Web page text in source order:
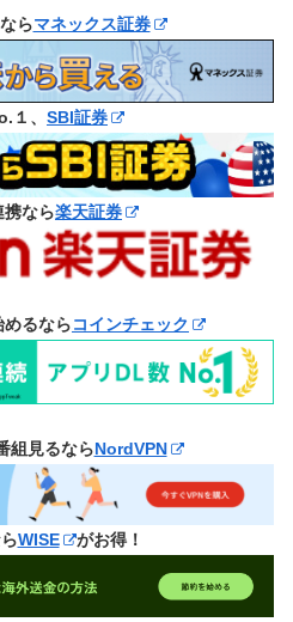
らマネックス証券
１、 SBI証券
携なら楽天証券
るならコインチェック
組見るならNordVPN
WISE がお得！